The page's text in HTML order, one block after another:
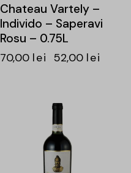
Chateau Vartely –
Individo – Saperavi
Rosu – 0.75L
70,00 lei 52,00 lei